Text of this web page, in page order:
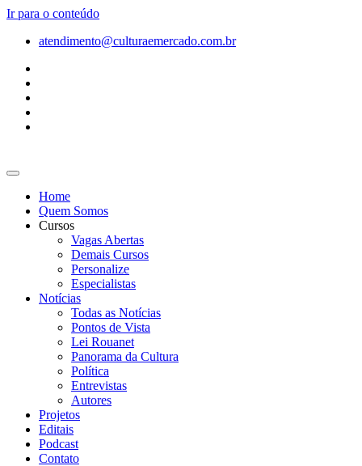
Ir para o conteúdo
atendimento@culturaemercado.com.br
Home
Quem Somos
Cursos
Vagas Abertas
Demais Cursos
Personalize
Especialistas
Notícias
Todas as Notícias
Pontos de Vista
Lei Rouanet
Panorama da Cultura
Política
Entrevistas
Autores
Projetos
Editais
Podcast
Contato